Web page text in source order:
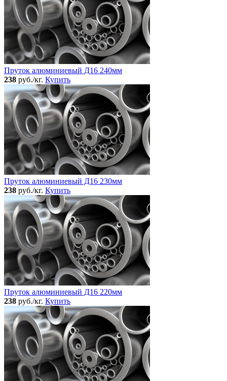
Пруток алюминиевый Д16 240мм
238 руб./кг. Купить
Пруток алюминиевый Д16 230мм
238 руб./кг. Купить
Пруток алюминиевый Д16 220мм
238 руб./кг. Купить